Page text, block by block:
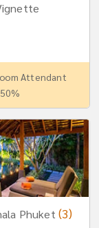
Attendant
Phuket (3)